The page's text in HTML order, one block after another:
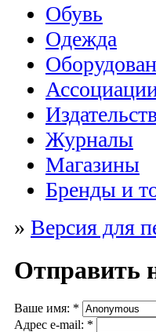
Обувь
Одежда
Журналы
Магазины
Бренды и
» Версия для
Отправить
Ваше имя: *
Адрес e-mail: *